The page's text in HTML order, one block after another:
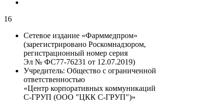
16
Сетевое издание «Фарммедпром»
(зарегистрировано Роскомнадзором,
регистрационный номер серия
Эл № ФС77-76231 от 12.07.2019)
Учредитель: Общество с ограниченной
ответственностью
«Центр корпоративных коммуникаций
С-ГРУП (ООО "ЦКК С-ГРУП")»